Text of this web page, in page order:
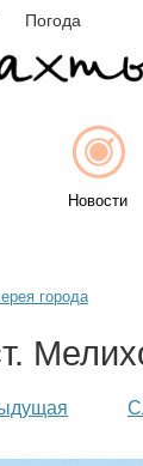
Погода
Новости
города